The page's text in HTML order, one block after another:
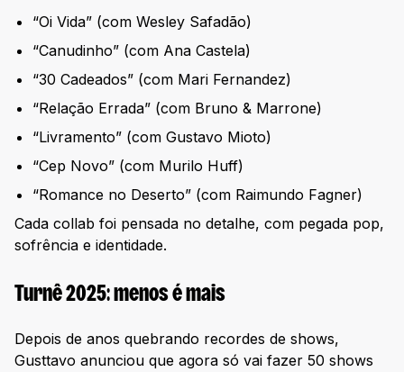
“Oi Vida” (com Wesley Safadão)
“Canudinho” (com Ana Castela)
“30 Cadeados” (com Mari Fernandez)
“Relação Errada” (com Bruno & Marrone)
“Livramento” (com Gustavo Mioto)
“Cep Novo” (com Murilo Huff)
“Romance no Deserto” (com Raimundo Fagner)
Cada collab foi pensada no detalhe, com pegada pop,
sofrência e identidade.
Turnê 2025: menos é mais
Depois de anos quebrando recordes de shows,
Gusttavo anunciou que agora só vai fazer 50 shows